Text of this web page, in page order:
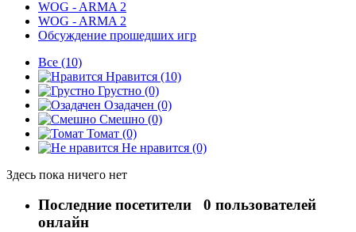
WOG - ARMA 2
WOG - ARMA 2
Обсуждение прошедших игр
Все (10)
Нравится (10)
Грустно (0)
Озадачен (0)
Смешно (0)
Томат (0)
Не нравится (0)
Здесь пока ничего нет
Последние посетители 0 пользователей
онлайн